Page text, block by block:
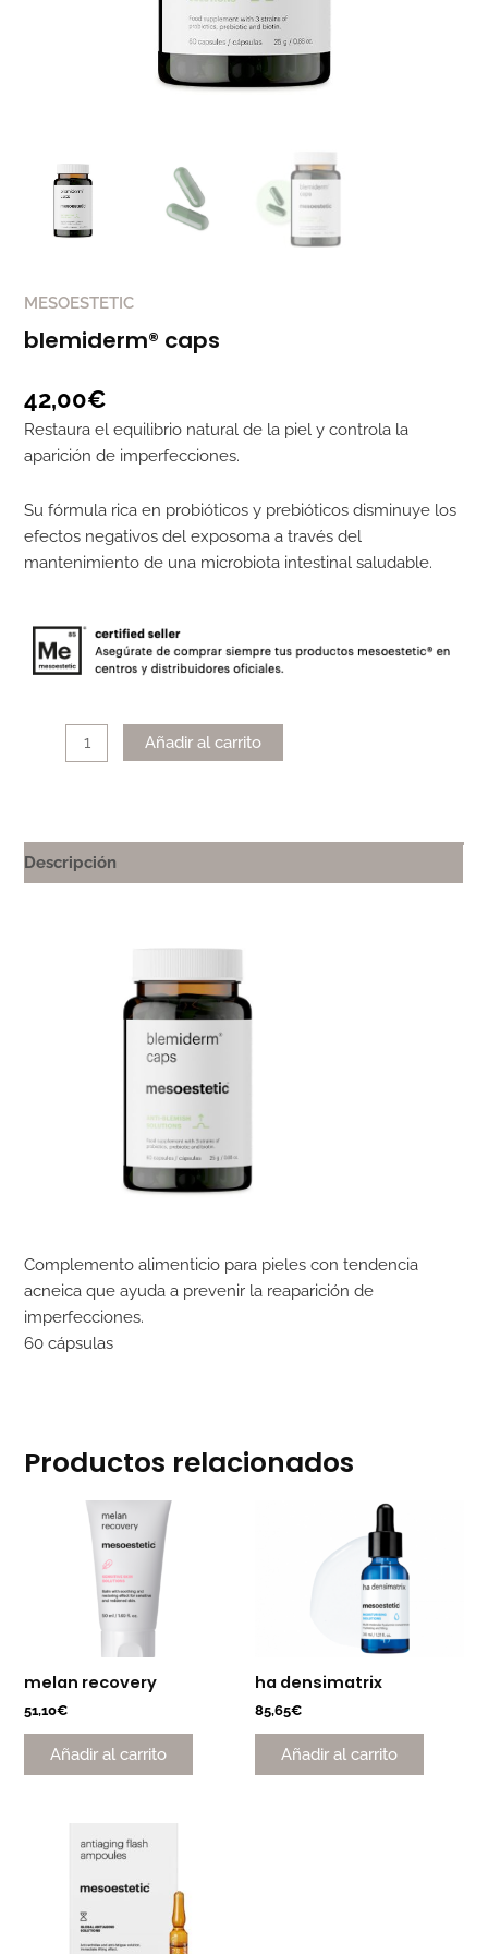
MESOESTETIC
blemiderm® caps
42,00€
Restaura el equilibrio natural de la piel y controla la
aparición de imperfecciones.
Su fórmula rica en probióticos y prebióticos disminuye los
efectos negativos del exposoma a través del
mantenimiento de una microbiota intestinal saludable.
Añadir al carrito
Descripción
Complemento alimenticio para pieles con tendencia
acneica que ayuda a prevenir la reaparición de
imperfecciones.
60 cápsulas
Productos relacionados
melan recovery
51,10€
Añadir al carrito
ha densimatrix
85,65€
Añadir al carrito